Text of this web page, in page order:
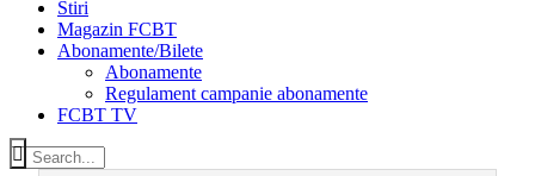
Stiri
Magazin FCBT
Abonamente/Bilete
Abonamente
Regulament campanie abonamente
FCBT TV